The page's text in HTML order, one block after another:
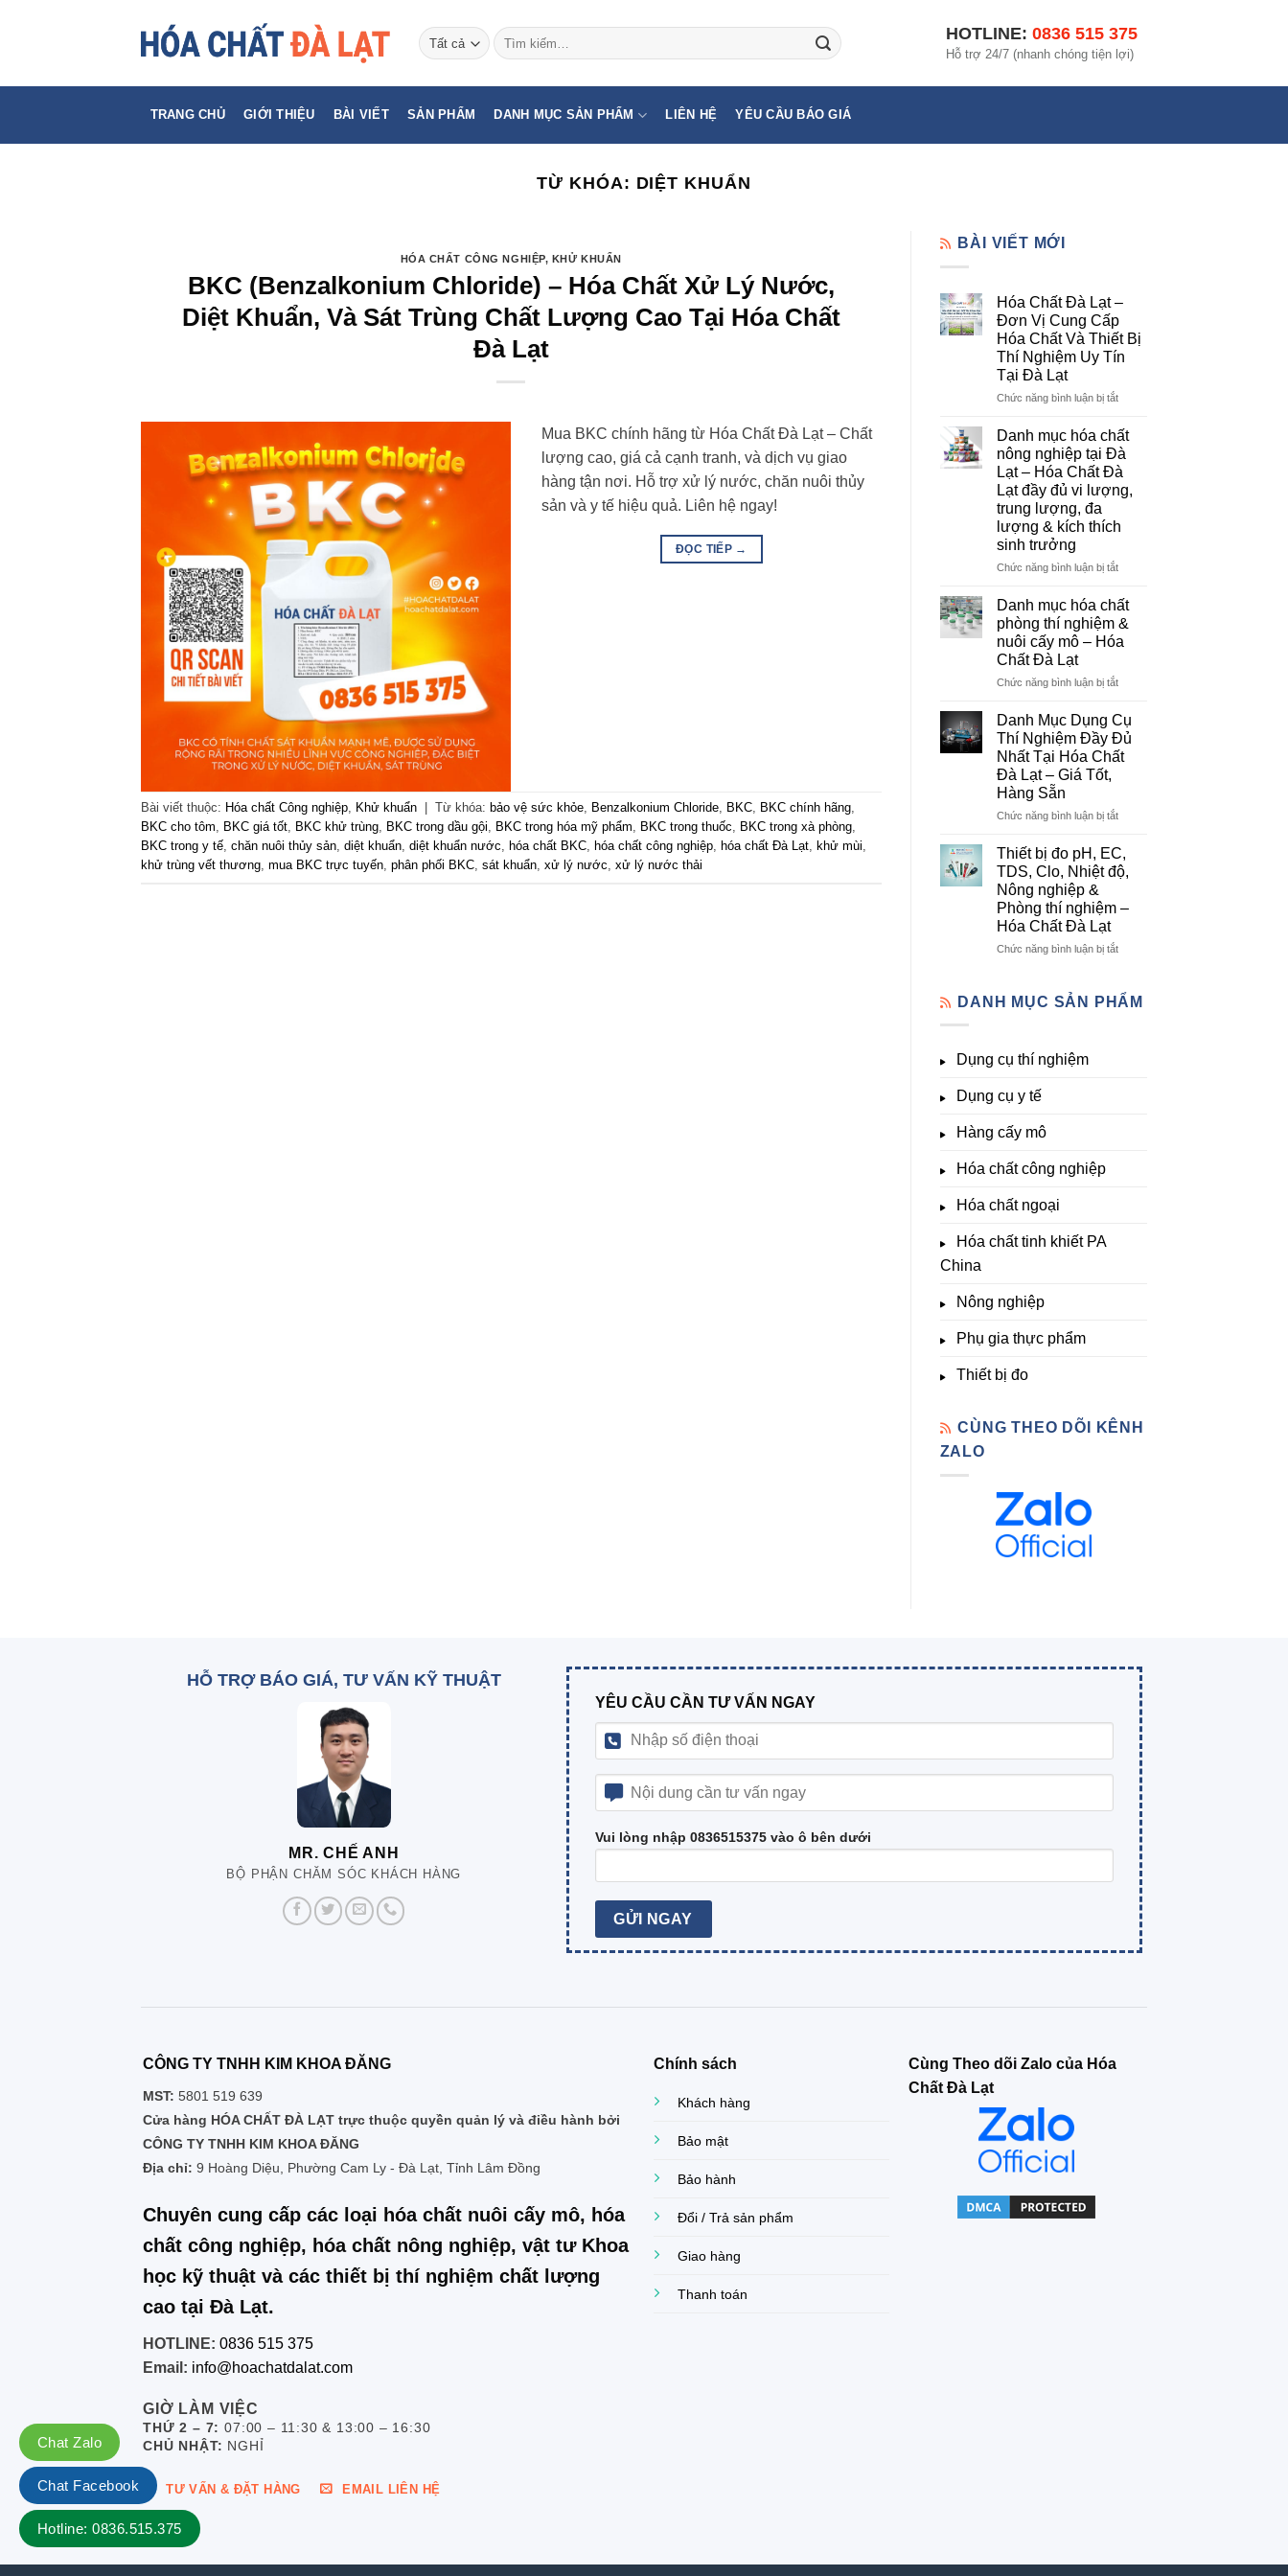
Chat Zalo
Chat Facebook
Hotline: 0836.515.375
Tìm
kiếm:
HOTLINE: 0836 515 375
Hỗ trợ 24/7 (nhanh chóng tiện lợi)
TRANG CHỦ GIỚI THIỆU BÀI VIẾT SẢN PHẨM DANH MỤC SẢN PHẨM LIÊN HỆ YÊU CẦU BÁO GIÁ
TỪ KHÓA: DIỆT KHUẨN
HÓA CHẤT CÔNG NGHIỆP, KHỬ KHUẨN
BKC (Benzalkonium Chloride) – Hóa Chất Xử Lý Nước,
Diệt Khuẩn, Và Sát Trùng Chất Lượng Cao Tại Hóa Chất
Đà Lạt
Mua BKC chính hãng từ Hóa Chất Đà Lạt – Chất
lượng cao, giá cả cạnh tranh, và dịch vụ giao
hàng tận nơi. Hỗ trợ xử lý nước, chăn nuôi thủy
sản và y tế hiệu quả. Liên hệ ngay!
ĐỌC TIẾP →
Bài viết thuộc: Hóa chất Công nghiệp, Khử khuẩn Từ khóa: bảo vệ sức khỏe, Benzalkonium Chloride, BKC, BKC chính hãng,
BKC cho tôm, BKC giá tốt, BKC khử trùng, BKC trong dầu gội, BKC trong hóa mỹ phẩm, BKC trong thuốc, BKC trong xà phòng,
BKC trong y tế, chăn nuôi thủy sản, diệt khuẩn, diệt khuẩn nước, hóa chất BKC, hóa chất công nghiệp, hóa chất Đà Lạt, khử mùi,
khử trùng vết thương, mua BKC trực tuyến, phân phối BKC, sát khuẩn, xử lý nước, xử lý nước thải
BÀI VIẾT MỚI
Hóa Chất Đà Lạt –
Đơn Vị Cung Cấp
Hóa Chất Và Thiết Bị
Thí Nghiệm Uy Tín
Tại Đà Lạt
Chức năng bình luận bị tắtở
Chất
Đà
Lạt
–
Đơn
Cung
Thiết
Bị
Thí
Tín
Đà
Lạt
Danh mục hóa chất
nông nghiệp tại Đà
Lạt – Hóa Chất Đà
Lạt đầy đủ vi lượng,
trung lượng, đa
lượng & kích thích
sinh trưởng
Chức năng bình luận bị tắtở
mục
chất
nông
tại
Lạt
–
Hóa
Chất
đầy
lượng,
trung
đa
sinh
trưởng
Danh mục hóa chất
phòng thí nghiệm &
nuôi cấy mô – Hóa
Chất Đà Lạt
Chức năng bình luận bị tắtở
mục
hóa
chất
phòng
&
mô
–
Chất
Danh Mục Dụng Cụ
Thí Nghiệm Đầy Đủ
Nhất Tại Hóa Chất
Đà Lạt – Giá Tốt,
Hàng Sẵn
Chức năng bình luận bị tắtở
Mục
Dụng
Cụ
Nghiệm
Đủ
Hóa
Chất
Thiết bị đo pH, EC,
TDS, Clo, Nhiệt độ,
Nông nghiệp &
Phòng thí nghiệm –
Hóa Chất Đà Lạt
Chức năng bình luận bị tắtở
đo
DANH MỤC SẢN PHẨM
Dụng cụ thí nghiệm
Dụng cụ y tế
Hàng cấy mô
Hóa chất công nghiệp
Hóa chất ngoại
Hóa chất tinh khiết PA
China
Nông nghiệp
Phụ gia thực phẩm
Thiết bị đo
CÙNG THEO DÕI KÊNH
ZALO
HỖ TRỢ BÁO GIÁ, TƯ VẤN KỸ THUẬT
MR. CHẾ ANH
BỘ PHẬN CHĂM SÓC KHÁCH HÀNG
YÊU CẦU CẦN TƯ VẤN NGAY
Vui lòng nhập 0836515375 vào ô bên dưới
CÔNG TY TNHH KIM KHOA ĐĂNG
MST: 5801 519 639
Cửa hàng HÓA CHẤT ĐÀ LẠT trực thuộc quyền quản lý và điều hành bởi
CÔNG TY TNHH KIM KHOA ĐĂNG
Địa chỉ: 9 Hoàng Diệu, Phường Cam Ly - Đà Lạt, Tỉnh Lâm Đồng
Chuyên cung cấp các loại hóa chất nuôi cấy mô, hóa
chất công nghiệp, hóa chất nông nghiệp, vật tư Khoa
học kỹ thuật và các thiết bị thí nghiệm chất lượng
cao tại Đà Lạt.
HOTLINE: 0836 515 375
Email: info@hoachatdalat.com
GIỜ LÀM VIỆC
THỨ 2 – 7:07:00 – 11:30 & 13:00 – 16:30
CHỦ NHẬT: NGHỈ
TƯ VẤN & ĐẶT HÀNG EMAIL LIÊN HỆ
Chính sách
Khách hàng
Bảo mật
Bảo hành
Đổi / Trả sản phẩm
Giao hàng
Thanh toán
Cùng Theo dõi Zalo của Hóa
Chất Đà Lạt